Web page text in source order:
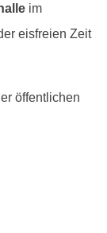
im
eisfreien Zeit
öffentlichen